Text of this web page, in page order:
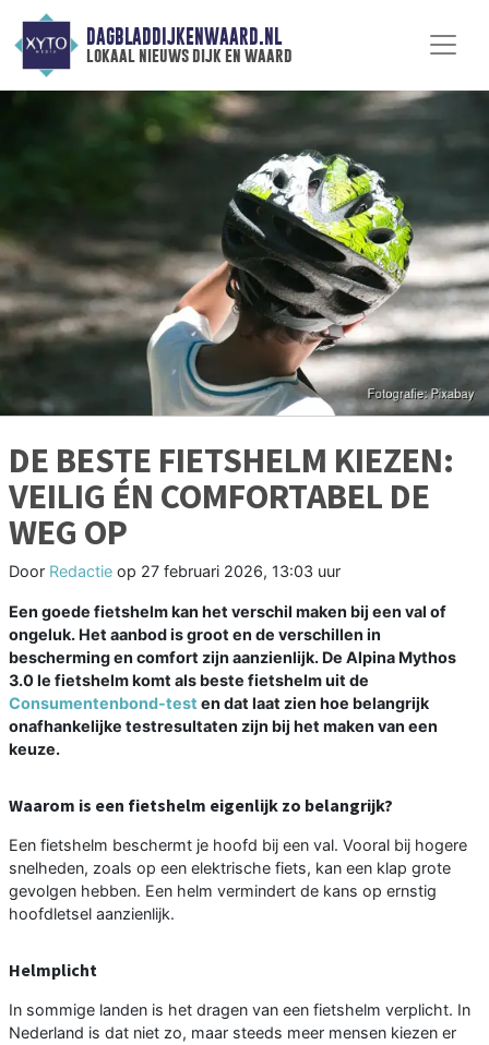
DAGBLADDIJKENWAARD.NL
lokaal nieuws dijk en waard
DE BESTE FIETSHELM KIEZEN:
VEILIG ÉN COMFORTABEL DE
WEG OP
Door Redactie op 27 februari 2026, 13:03 uur
Een goede fietshelm kan het verschil maken bij een val of
ongeluk. Het aanbod is groot en de verschillen in
bescherming en comfort zijn aanzienlijk. De Alpina Mythos
3.0 le fietshelm komt als beste fietshelm uit de
Consumentenbond-test en dat laat zien hoe belangrijk
onafhankelijke testresultaten zijn bij het maken van een
keuze.
Waarom is een fietshelm eigenlijk zo belangrijk?
Een fietshelm beschermt je hoofd bij een val. Vooral bij hogere
snelheden, zoals op een elektrische fiets, kan een klap grote
gevolgen hebben. Een helm vermindert de kans op ernstig
hoofdletsel aanzienlijk.
Helmplicht
In sommige landen is het dragen van een fietshelm verplicht. In
Nederland is dat niet zo, maar steeds meer mensen kiezen er